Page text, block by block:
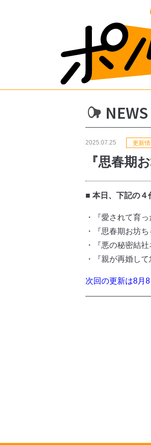
NEWS
2025.07.25 更新
『思春期
■ 本日、下記の４
・『愛されて育
・『思春期お坊
・『悪の秘密結
・『親が再婚し
次回の更新は8月